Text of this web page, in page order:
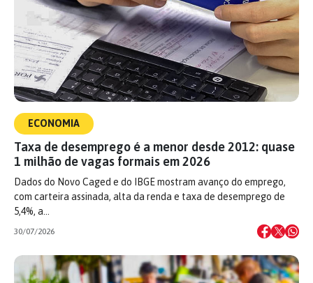
ECONOMIA
Taxa de desemprego é a menor desde 2012: quase
1 milhão de vagas formais em 2026
Dados do Novo Caged e do IBGE mostram avanço do emprego,
com carteira assinada, alta da renda e taxa de desemprego de
5,4%, a…
30/07/2026